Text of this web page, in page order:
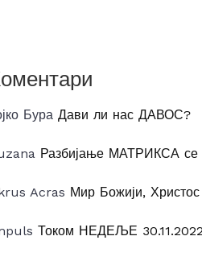
Бура Дави ли нас ДАВОС?
Разбијање МАТРИКСА се
Acras Мир Божији,
Током НЕДЕЉЕ